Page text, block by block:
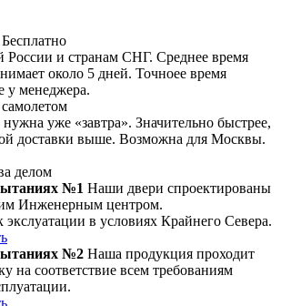
Бесплатно
России и странам СНГ. Среднее время
около 5 дней. Точноее время
у менеджера.
уже «завтра». Значительно быстрее,
доставки выше. Возможна для Москвы.
делом
№1 Наши двери спроектированы
Инженерным центром.
в условиях Крайнего Севера.
№2 Наша продукция проходит
на соответствие всем требованиям